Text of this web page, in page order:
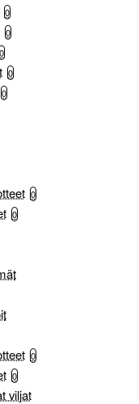
0
0
0
0
0
0
0
0
0
viljat